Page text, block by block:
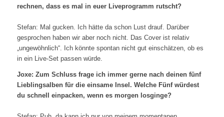
rechnen, dass es mal in euer Liveprogramm rutscht?
Stefan: Mal gucken. Ich hätte da schon Lust drauf. Darüber
gesprochen haben wir aber noch nicht. Das Cover ist relativ
„ungewöhnlich“. Ich könnte spontan nicht gut einschätzen, ob es
in ein Live-Set passen würde.
Joxe: Zum Schluss frage ich immer gerne nach deinen fünf
Lieblingsalben für die einsame Insel. Welche Fünf würdest
du schnell einpacken, wenn es morgen losginge?